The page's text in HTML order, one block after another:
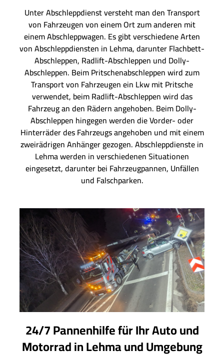
Unter Abschleppdienst versteht man den Transport
von Fahrzeugen von einem Ort zum anderen mit
einem Abschleppwagen. Es gibt verschiedene Arten
von Abschleppdiensten in Lehma, darunter Flachbett-
Abschleppen, Radlift-Abschleppen und Dolly-
Abschleppen. Beim Pritschenabschleppen wird zum
Transport von Fahrzeugen ein Lkw mit Pritsche
verwendet, beim Radlift-Abschleppen wird das
Fahrzeug an den Rädern angehoben. Beim Dolly-
Abschleppen hingegen werden die Vorder- oder
Hinterräder des Fahrzeugs angehoben und mit einem
zweirädrigen Anhänger gezogen. Abschleppdienste in
Lehma werden in verschiedenen Situationen
eingesetzt, darunter bei Fahrzeugpannen, Unfällen
und Falschparken.
24/7 Pannenhilfe für Ihr Auto und
Motorrad in Lehma und Umgebung